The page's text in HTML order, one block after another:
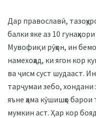
Дар православӣ,
балки яке аз 10
Мувофиқи рӯҳон, ин
намехоҳад, ки ягон кор
ва ҷисм суст шудааст.
тарҷумаи зебо, хондани
яъне ҳама кӯшишҳо
мумкин аст. Ҳар кор